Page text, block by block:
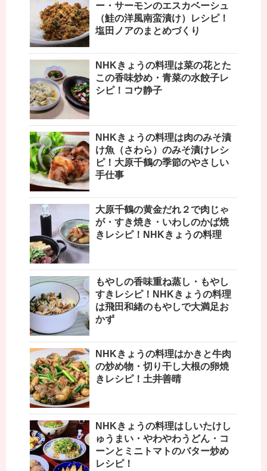
ー・サーモンのエスカベーシュ
（鮭の洋風南蛮漬け）レシピ！
塩田ノアのまとめづくり
NHKきょうの料理は菜の花とた
この香味炒め・青菜の水餃子レ
シピ！コウ静子
NHKきょうの料理は肉のみそ漬
け魚（さわら）のみそ漬けレシ
ピ！大原千鶴の季節のやさしい
手仕事
大原千鶴の黄金だれ２で肉じゃ
が・すき焼き・いわしのかば焼
きレシピ！NHKきょうの料理
もやしの香味重ね蒸し・もやし
すきレシピ！NHKきょうの料理
は飛田和緒のもやしで大満足お
かず
NHKきょうの料理はかきと牛肉
の炒め物・切り干し大根の卵焼
きレシピ！土井善晴
NHKきょうの料理はしいたけし
ゅうまい・やわやわうどん・コ
ーンとミニトマトのバター炒め
レシピ！